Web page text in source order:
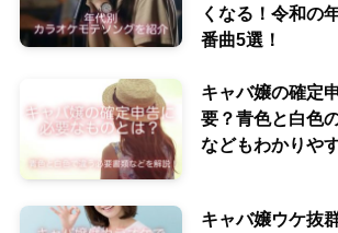
くなる！令和の
番曲5選！
キャバ嬢の確定
要？青色と白色
などもわかりや
キャバ嬢ウケ抜